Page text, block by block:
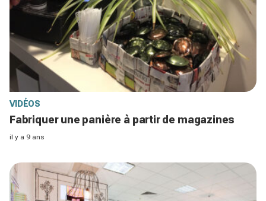
VIDÉOS
Fabriquer une panière à partir de magazines
il y a 9 ans